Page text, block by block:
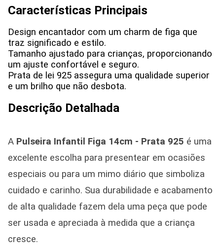
Características Principais
Design encantador com um charm de figa que
traz significado e estilo.
Tamanho ajustado para crianças, proporcionando
um ajuste confortável e seguro.
Prata de lei 925 assegura uma qualidade superior
e um brilho que não desbota.
Descrição Detalhada
A Pulseira Infantil Figa 14cm - Prata 925 é uma
excelente escolha para presentear em ocasiões
especiais ou para um mimo diário que simboliza
cuidado e carinho. Sua durabilidade e acabamento
de alta qualidade fazem dela uma peça que pode
ser usada e apreciada à medida que a criança
cresce.